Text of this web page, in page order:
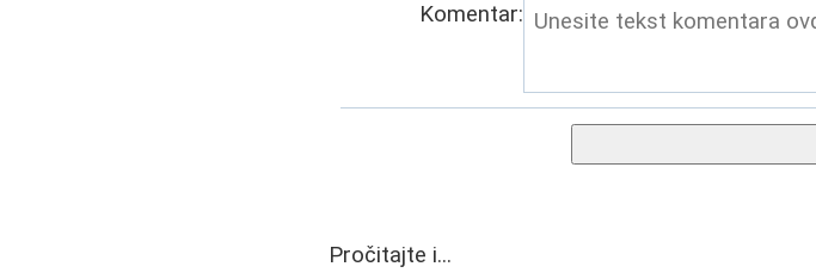
Komentar:
Pročitajte i...